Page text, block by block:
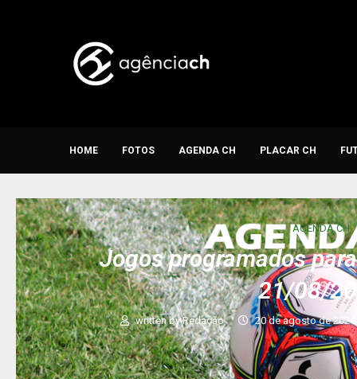
HOME FOTOS AGENDA CH PLACAR CH
AGENDA CH
Jogos programados
21/08/
written byRedação 20 de agosto de 2024